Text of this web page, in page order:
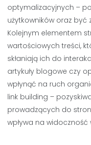
optymalizacyjnych –
użytkowników oraz
Kolejnym elementem
wartościowych treści,
skłaniają ich do
artykuły blogowe czy
wpłynąć na ruch
link building –
prowadzących do
wpływa na widoczność